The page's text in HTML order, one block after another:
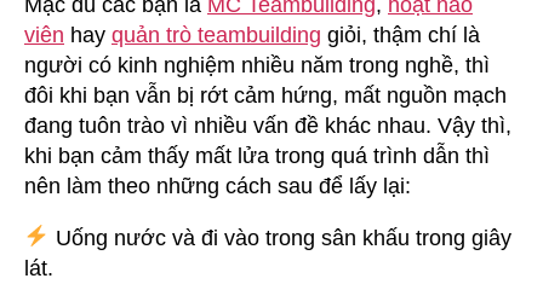
viên hay quản trò teambuilding giỏi, thậm chí là
người có kinh nghiệm nhiều năm trong nghề, thì
đôi khi bạn vẫn bị rớt cảm hứng, mất nguồn mạch
đang tuôn trào vì nhiều vấn đề khác nhau. Vậy thì,
khi bạn cảm thấy mất lửa trong quá trình dẫn thì
nên làm theo những cách sau để lấy lại:
Uống nước và đi vào trong sân khấu trong giây
lát.